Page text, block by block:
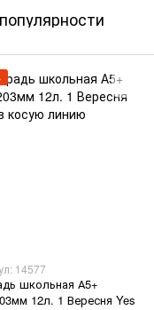
14577
школьная А5+
12л. 1 Вересня Yes